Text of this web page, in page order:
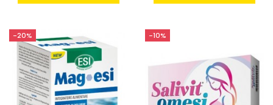
-20% -10%